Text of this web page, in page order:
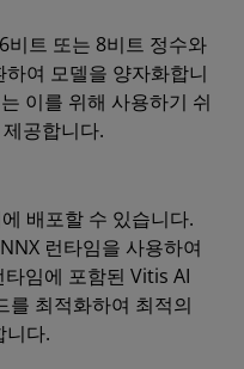
비트 또는 8비트 정수와
여 모델을 양자화합니
이를 위해 사용하기 쉬
공합니다.
배포할 수 있습니다.
런타임을 사용하여
임에 포함된 Vitis AI
최적화하여 최적의
니다.